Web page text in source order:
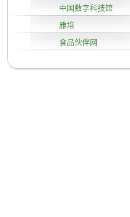
中国数字科技馆
雅培
食品伙伴网